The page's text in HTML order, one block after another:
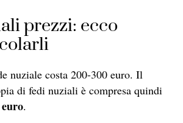
prezzi: ecco
nuziale costa 200-300 euro. Il
di fedi nuziali è compresa quindi
.